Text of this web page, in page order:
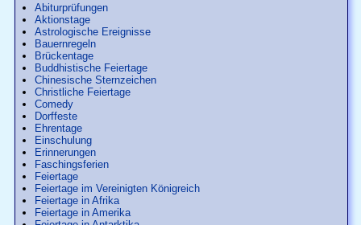
Abiturprüfungen
Aktionstage
Astrologische Ereignisse
Bauernregeln
Brückentage
Buddhistische Feiertage
Chinesische Sternzeichen
Christliche Feiertage
Comedy
Dorffeste
Ehrentage
Einschulung
Erinnerungen
Faschingsferien
Feiertage
Feiertage im Vereinigten Königreich
Feiertage in Afrika
Feiertage in Amerika